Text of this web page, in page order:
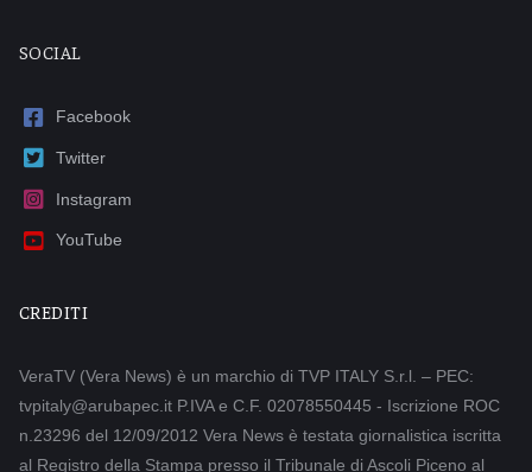
SOCIAL
Facebook
Twitter
Instagram
YouTube
CREDITI
VeraTV (Vera News) è un marchio di TVP ITALY S.r.l. – PEC:
tvpitaly@arubapec.it P.IVA e C.F. 02078550445 - Iscrizione ROC
n.23296 del 12/09/2012 Vera News è testata giornalistica iscritta
al Registro della Stampa presso il Tribunale di Ascoli Piceno al